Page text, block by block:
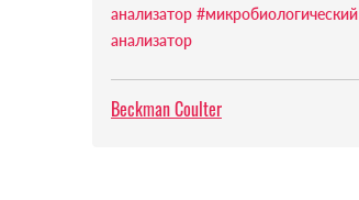
анализатор #микробиологический
анализатор
Beckman Coulter